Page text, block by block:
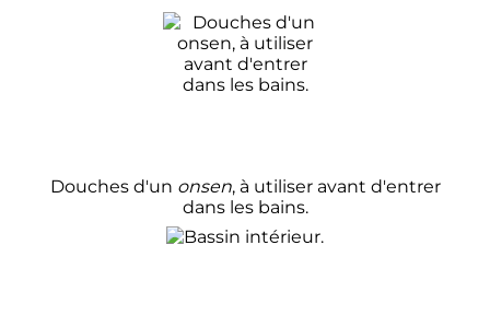
Douches d'un onsen, à utiliser avant d'entrer
dans les bains.